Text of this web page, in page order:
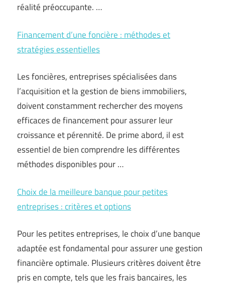
réalité préoccupante. …
Financement d’une foncière : méthodes et
stratégies essentielles
Les foncières, entreprises spécialisées dans
l’acquisition et la gestion de biens immobiliers,
doivent constamment rechercher des moyens
efficaces de financement pour assurer leur
croissance et pérennité. De prime abord, il est
essentiel de bien comprendre les différentes
méthodes disponibles pour …
Choix de la meilleure banque pour petites
entreprises : critères et options
Pour les petites entreprises, le choix d’une banque
adaptée est fondamental pour assurer une gestion
financière optimale. Plusieurs critères doivent être
pris en compte, tels que les frais bancaires, les